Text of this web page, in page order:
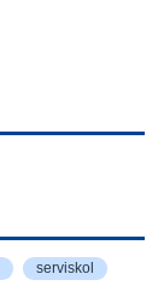
serviskol